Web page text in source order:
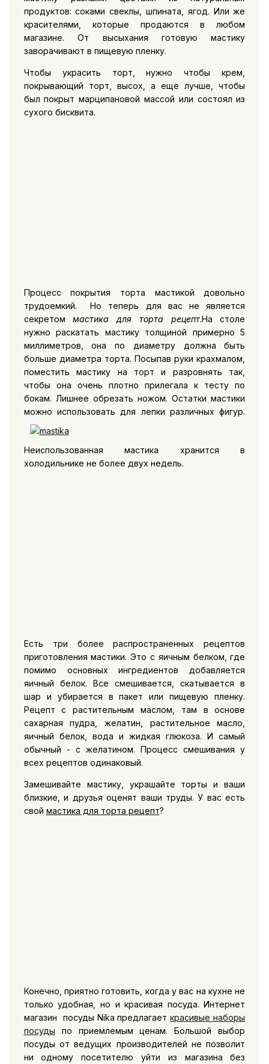
продуктов: соками свеклы, шпината, ягод. Или же
красителями, которые продаются в любом
магазине. От высыхания готовую мастику
заворачивают в пищевую пленку.
Чтобы украсить торт, нужно чтобы крем,
покрывающий торт, высох, а еще лучше, чтобы
был покрыт марципановой массой или состоял из
сухого бисквита.
Процесс покрытия торта мастикой довольно
трудоемкий. Но теперь для вас не является
секретоммастика для торта рецепт.На столе
нужно раскатать мастику толщиной примерно 5
миллиметров, она по диаметру должна быть
больше диаметра торта. Посыпав руки крахмалом,
поместить мастику на торт и разровнять так,
чтобы она очень плотно прилегала к тесту по
бокам. Лишнее обрезать ножом. Остатки мастики
можно использовать для лепки различных фигур.
Неиспользованная мастика хранится в
холодильнике не более двух недель.
Есть три более распространенных рецептов
приготовления мастики. Это с яичным белком, где
помимо основных ингредиентов добавляется
яичный белок. Все смешивается, скатывается в
шар и убирается в пакет или пищевую пленку.
Рецепт с растительным маслом, там в основе
сахарная пудра, желатин, растительное масло,
яичный белок, вода и жидкая глюкоза. И самый
обычный - с желатином. Процесс смешивания у
всех рецептов одинаковый.
Замешивайте мастику, украшайте торты и ваши
близкие, и друзья оценят ваши труды. У вас есть
свой мастика для торта рецепт?
Конечно, приятно готовить, когда у вас на кухне не
только удобная, но и красивая посуда. Интернет
магазин посуды Nika предлагаеткрасивые наборы
посуды по приемлемым ценам. Большой выбор
посуды от ведущих производителей не позволит
ни одному посетителю уйти из магазина без